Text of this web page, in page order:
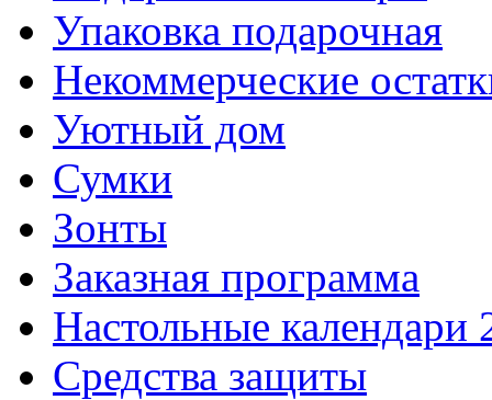
Упаковка подарочная
Некоммерческие
Уютный дом
Сумки
Зонты
Заказная программа
Настольные календари
Средства защиты